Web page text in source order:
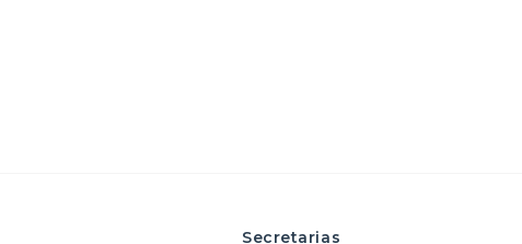
Secretarias